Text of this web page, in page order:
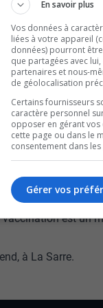
et
la
venus d’Ottawa
les enfants de la
des
est un
à La Sarre.
En savoir plus
Vos données à
liées à votre appareil
données) pourront
que partagées avec
partenaires et nous-
de géolocalisation
Certains fournisseurs
caractère personnel
opposer en gérant vos
cette page ou dans le
consentement dans
Gérer vos